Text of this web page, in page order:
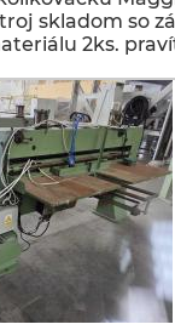
skladom so
2ks.